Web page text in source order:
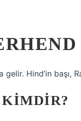
gelir. Hind’in